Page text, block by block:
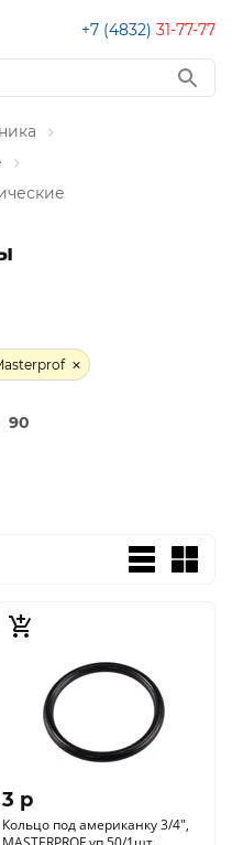
+7 (4832) 31-77-77
90
3 p
Кольцо под американку 3/4",